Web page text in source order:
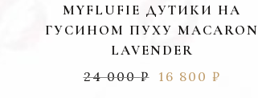
MYFLUFIE ДУТИКИ НА
ГУСИНОМ ПУХУ MACARON
LAVENDER
24 000₽ 16 800 ₽